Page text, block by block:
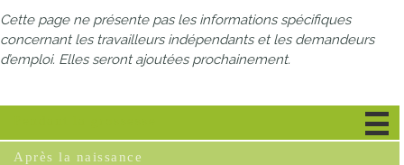
Cette page ne présente pas les informations spécifiques
concernant les travailleurs indépendants et les demandeurs
d’emploi. Elles seront ajoutées prochainement.
Après la naissance